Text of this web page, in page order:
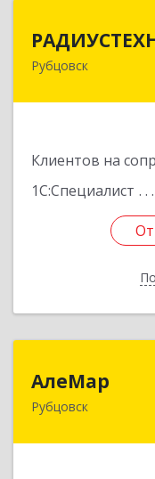
Рубцовск
Клиентов на
1С:Специалист
658225,
АлеМар
Рубцовск